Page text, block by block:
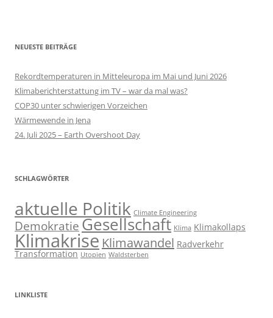
NEUESTE BEITRÄGE
Rekordtemperaturen in Mitteleuropa im Mai und Juni 2026
Klimaberichterstattung im TV – war da mal was?
COP30 unter schwierigen Vorzeichen
Wärmewende in Jena
24. Juli 2025 – Earth Overshoot Day
SCHLAGWÖRTER
aktuelle Politik Climate Engineering
DemokratieGesellschaft Klima Klimakollaps
Klimakrise Klimawandel Radverkehr
Transformation Utopien Waldsterben
LINKLISTE